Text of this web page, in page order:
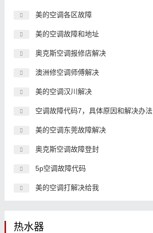
美的空调各区故障
美的空调故障和地址
奥克斯空调报修店解决
澳洲修空调师傅解决
美的空调汉川解决
空调故障代码7，具体原因和解决办法
美的空调东莞故障解决
奥克斯空调故障登封
5p空调故障代码
美的空调打解决给我
热水器